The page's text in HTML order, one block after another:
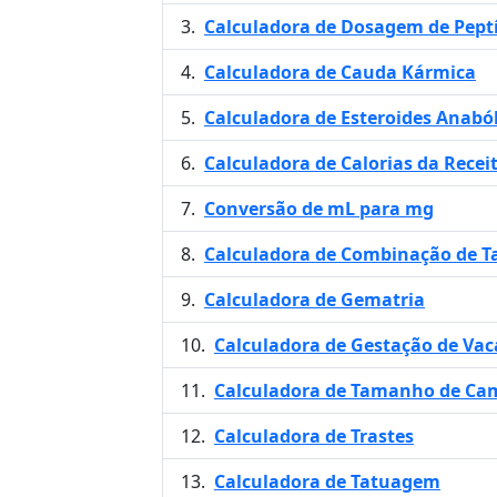
Calculadora de Dosagem de
Calculadora de Cauda Kármica
Calculadora de Esteroides
Calculadora de Calorias da
Conversão de mL para mg
Calculadora de Combinação de
Calculadora de Gematria
Calculadora de Gestação de
Calculadora de Tamanho de
Calculadora de Trastes
Calculadora de Tatuagem